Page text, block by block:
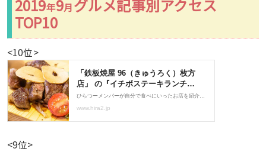
2019年9月グルメ記事別アクセス
TOP10
<10位>
<9位>